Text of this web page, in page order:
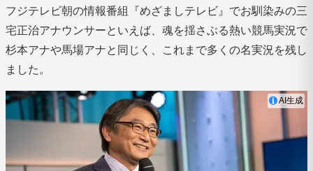
フジテレビ朝の情報番組『めざましテレビ』でお馴染みの三
宅正治アナウンサーといえば、魂を揺さぶる熱い競馬実況で
杉本アナや馬場アナと同じく、これまで多くの名実況を残し
ました。
AI生成